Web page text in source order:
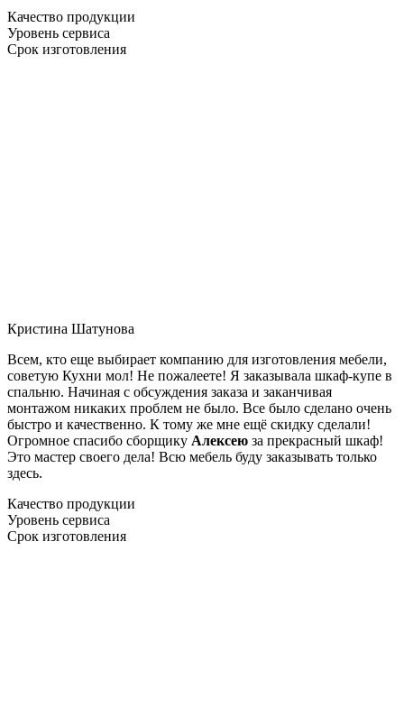
Качество продукции
Уровень сервиса
Срок изготовления
Кристина Шатунова
Всем, кто еще выбирает компанию для изготовления мебели,
советую Кухни мол! Не пожалеете! Я заказывала шкаф-купе в
спальню. Начиная с обсуждения заказа и заканчивая
монтажом никаких проблем не было. Все было сделано очень
быстро и качественно. К тому же мне ещё скидку сделали!
Огромное спасибо сборщику Алексею за прекрасный шкаф!
Это мастер своего дела! Всю мебель буду заказывать только
здесь.
Качество продукции
Уровень сервиса
Срок изготовления